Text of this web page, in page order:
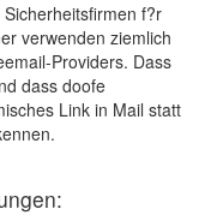
f?r
verwenden ziemlich
Providers. Dass
dass doofe
Link in Mail statt